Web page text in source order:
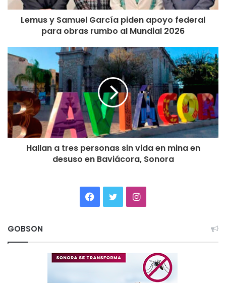
Lemus y Samuel García piden apoyo federal
para obras rumbo al Mundial 2026
Hallan a tres personas sin vida en mina en
desuso en Baviácora, Sonora
Facebook
TwitterInstagram
GOBSON